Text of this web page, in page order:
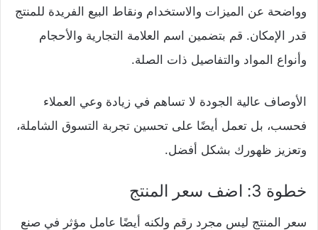
وواضحة عن الميزات والاستخدام ونقاط البيع الفريدة للمنتج
قدر الإمكان. قم بتضمين اسم العلامة التجارية والأحجام
وأنواع المواد والتفاصيل ذات الصلة.
الأوصاف عالية الجودة لا تساهم في زيادة وعي العملاء
فحسب، بل تعمل أيضًا على تحسين تجربة التسوق الشاملة،
وتعزيز ظهورك بشكل أفضل.
خطوة 3: اضف سعر المنتج
سعر المنتج ليس مجرد رقم ولكنه أيضًا عامل مؤثر في صنع